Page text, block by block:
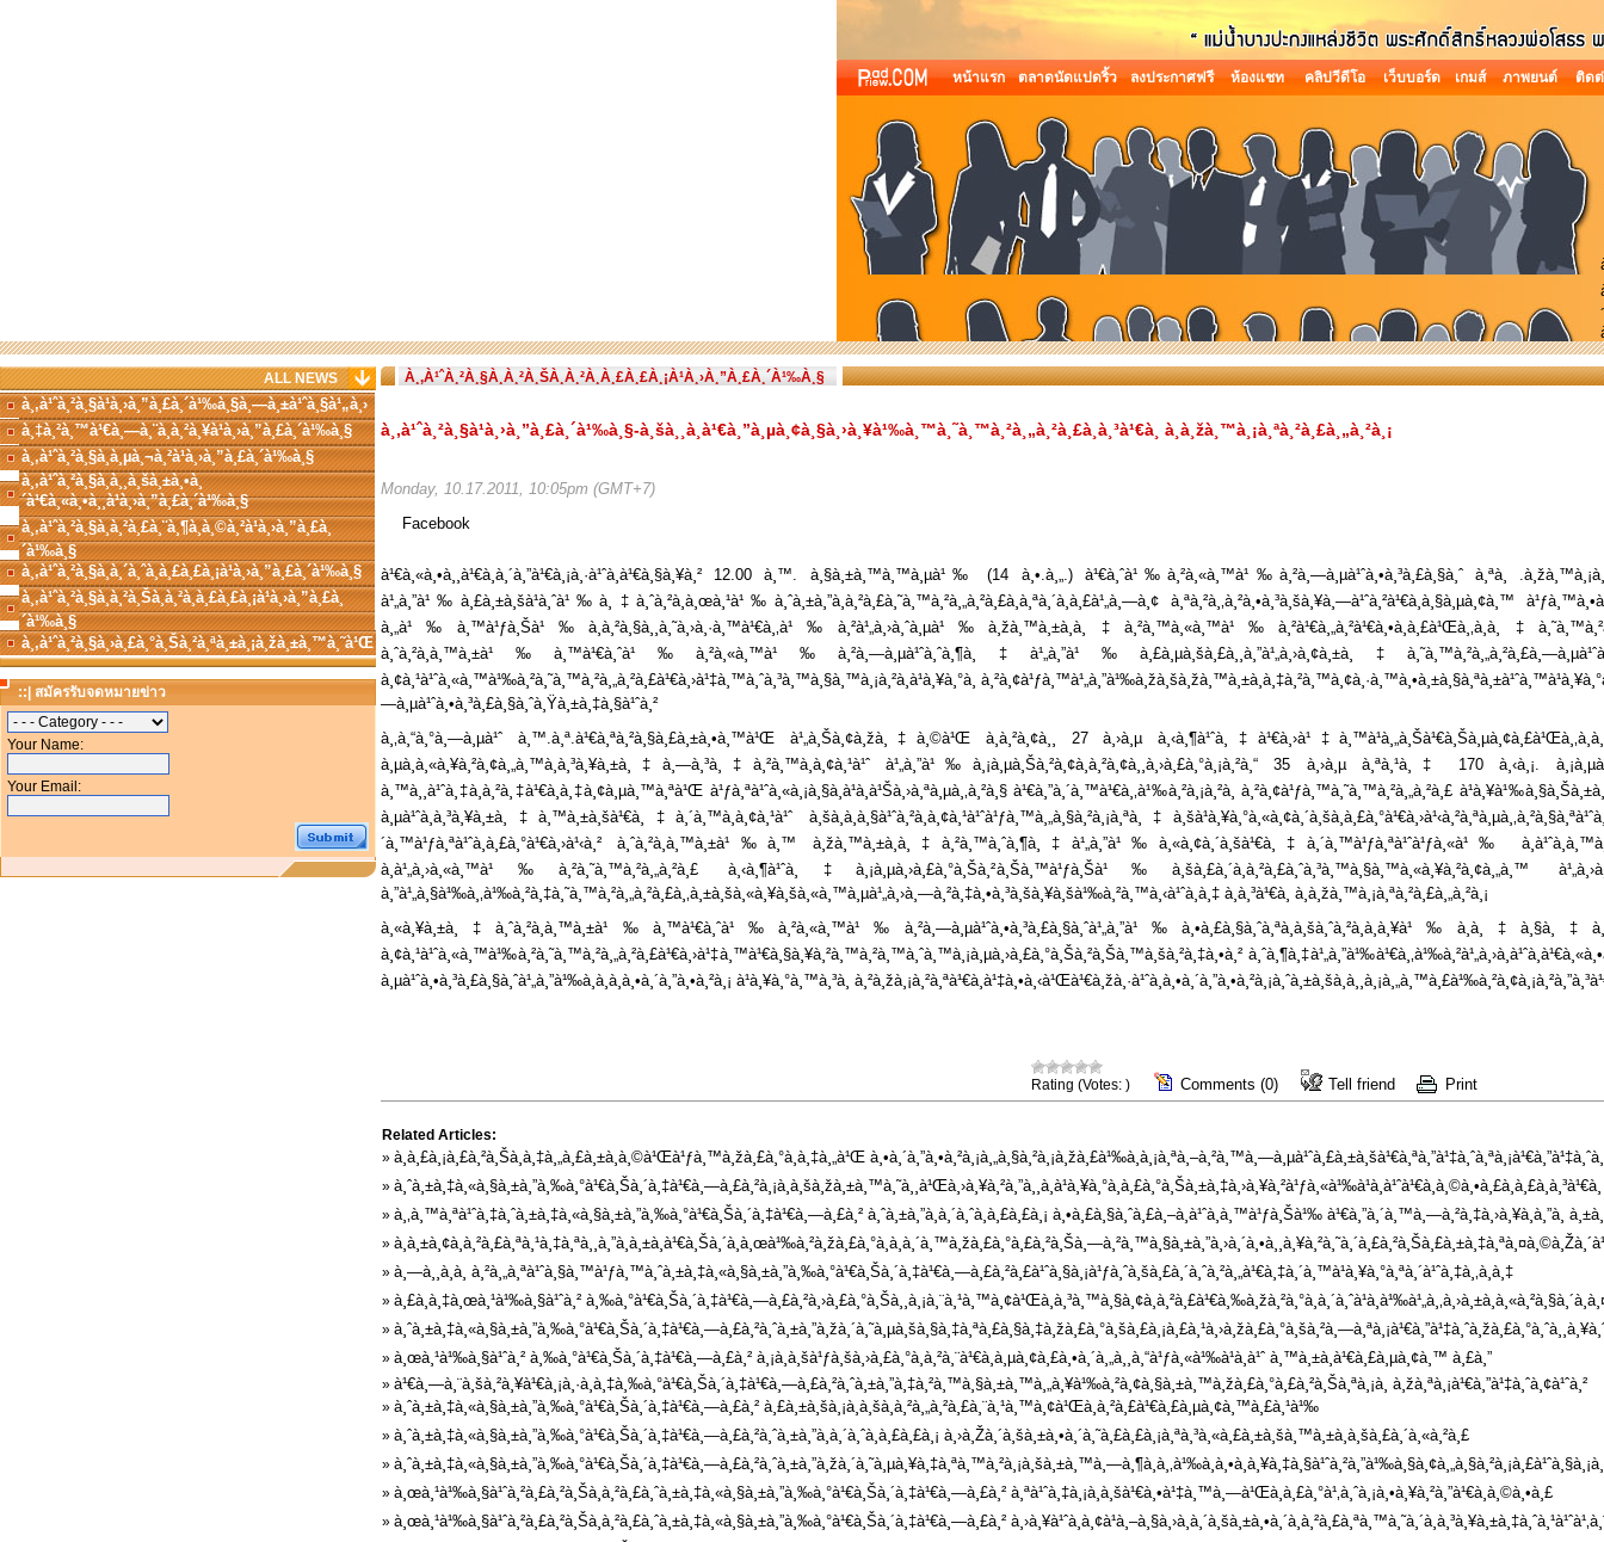
หน้าแรก ตลาดนัดแปดริ้ว ลงประกาศฟรี ห้องแชท คลิปวีดีโอ เว็บบอร์ด เกมส์ ภาพยนต์ ติดต่
ALL NEWS
à¸‚à¹ˆà¸²à¸§à¹à¸›à¸”à¸£à¸´à¹‰à¸§à¸—à¸±à¹ˆà¸§à¹„à¸›
à¸‡à¸²à¸™à¹€à¸—à¸¨à¸à¸²à¸¥à¹à¸›à¸”à¸£à¸´à¹‰à¸§
à¸‚à¹ˆà¸²à¸§à¸à¸µà¸¬à¸²à¹à¸›à¸”à¸£à¸´à¹‰à¸§
à¸‚à¹ˆà¸²à¸§à¸­à¸¸à¸šà¸±à¸•à¸
´à¹€à¸«à¸•à¸¸à¹à¸›à¸”à¸£à¸´à¹‰à¸§
à¸‚à¹ˆà¸²à¸§à¸à¸²à¸£à¸¨à¸¶à¸à¸©à¸²à¹à¸›à¸”à¸£à¸
´à¹‰à¸§
à¸‚à¹ˆà¸²à¸§à¸à¸´à¸ˆà¸à¸£à¸£à¸¡à¹à¸›à¸”à¸£à¸´à¹‰à¸§
à¸‚à¹ˆà¸²à¸§à¸­à¸²à¸Šà¸à¸²à¸à¸£à¸£à¸¡à¹à¸›à¸”à¸£à¸
´à¹‰à¸§
à¸‚à¹ˆà¸²à¸§à¸›à¸£à¸°à¸Šà¸²à¸ªà¸±à¸¡à¸žà¸±à¸™à¸˜à¹Œ
::| สมัครรับจดหมายข่าว
Your Name:
Your Email:
À¸‚À¹ˆÀ¸²À¸§À¸­À¸²À¸ŠÀ¸À¸²À¸À¸£À¸£À¸¡À¹À¸›À¸”À¸£À¸´À¹‰À¸§
à¸‚à¹ˆà¸²à¸§à¹à¸›à¸”à¸£à¸´à¹‰à¸§-à¸šà¸¸à¸à¹€à¸”à¸µà¸¢à¸§à¸›à¸¥à¹‰à¸™à¸˜à¸™à¸²à¸„à¸²à¸£à¸­à¸³à¹€à¸ à¸­à¸žà¸™à¸¡à¸ªà¸²à¸£à¸„à¸²à¸¡
Monday, 10.17.2011, 10:05pm (GMT+7)
Facebook
à¹€à¸«à¸•à¸¸à¹€à¸à¸´à¸”à¹€à¸¡à¸·à¹ˆà¸­à¹€à¸§à¸¥à¸² 12.00 à¸™. à¸§à¸±à¸™à¸™à¸µà¹‰ (14 à¸•.à¸„.) à¹€à¸ˆà¹‰à¸²à¸«à¸™à¹‰à¸²à¸—à¸µà¹ˆà¸•à¸³à¸£à¸§à¸ˆ à¸ªà¸
à¹„à¸”à¹‰à¸£à¸±à¸šà¹à¸ˆà¹‰à¸‡à¸ˆà¸²à¸à¸œà¸¹à¹‰à¸ˆà¸±à¸”à¸à¸²à¸£à¸˜à¸™à¸²à¸„à¸²à¸£à¸à¸ªà¸´à¸à¸£à¹„à¸—à¸¢ à¸ªà¸²à¸‚à¸²à¸•à¸³à¸šà¸¥à¸—à¹ˆà¸²à¹€à¸à¸§à¸µà¸¢à¸™
à¸¢à¸¹à¹ˆà¸«à¸™à¹‰à¸²à¸˜à¸™à¸²à¸„à¸²à¸£à¹€à¸›à¹‡à¸™à¸ˆà¸³à¸™à¸§à¸™à¸¡à¸²à¸à¹à¸¥à¸°à¸
—à¸µà¹ˆà¸•à¸³à¸£à¸§à¸ˆà¸Ÿà¸±à¸‡à¸§à¹ˆà¸²
à¸‚à¸“à¸°à¸—à¸µà¹ˆ à¸™.à¸ª.à¹€à¸ªà¸²à¸§à¸£à¸±à¸•à¸™à¹Œ à¹„à¸Šà¸¢à¸žà¸‡à¸©à¹Œ à¸­à¸²à¸¢à¸¸ 27 à¸›à¸µ
à¸µà¸à¸«à¸¥à¸²à¸¢à¸„à¸™à¸à¸³à¸¥à¸±à¸‡à¸—à¸³à¸‡à¸²à¸™à¸­à¸¢à¸¹à¹ˆ à¹„à¸”à¹‰à¸¡à¸µà¸Šà¸²à¸¢à¸­à¸²à¸¢à¸¸à¸›à¸£à¸°à¸¡à¸²à¸“ 35 à¸›à¸µ à¸ªà¸¹à¸‡ 170 à¸‹à¸¡.
à¸™à¸¸à¹ˆà¸‡à¸à¸²à¸‡à¹€à¸à¸‡à¸¢à¸µà¸™à¸ªà¹Œ à¹ƒà¸ªà¹ˆà¸«à¸¡à¸§à¸à¹à¸à¹Šà¸›à¸ªà¸µà¸‚à¸²à¸§ à¹€à¸”à¸´à¸™à¹€à¸‚à¹‰à¸²à¸¡à¸²à¸ à¸²à¸¢à¹ƒà¸™à¸˜à¸™à¸²à¸„à¸²à¸£
à¸µà¹ˆà¸à¸³à¸¥à¸±à¸‡à¸™à¸±à¸šà¹€à¸‡à¸´à¸™à¸­à¸¢à¸¹à¹ˆ
´à¸™à¹ƒà¸ªà¹ˆà¸à¸£à¸°à¹€à¸›à¹‹à¸² à¸ˆà¸²à¸à¸™à¸±à¹‰à¸™ à¸žà¸™à¸±à¸à¸‡à¸²à¸™à¸ˆà¸¶à¸‡à¹„à¸”à¹‰à¸«à¸¢à¸´à¸šà¹€à¸‡à¸´à¸™à¹ƒà¸ªà¹ˆà¹ƒà¸«à¹‰
à¸à¹„à¸›à¸«à¸™à¹‰à¸²à¸˜à¸™à¸²à¸„à¸²à¸£ à¸‹à¸¶à¹ˆà¸‡à¸¡à¸µà¸›à¸£à¸°à¸Šà¸²à¸Šà¸™à¹ƒà¸Šà¹‰à¸šà¸£à¸´à¸à¸²à¸£à¸ˆà¸³à¸™à¸§à¸™à¸«à¸¥à¸²à¸¢à¸„à¸™
à¸”à¹„à¸§à¹‰à¸‚à¹‰à¸²à¸‡à¸˜à¸™à¸²à¸„à¸²à¸£à¸‚à¸±à¸šà¸«à¸¥à¸šà¸«à¸™à¸µà¹„à¸›à¸—à¸²à¸‡à¸•à¸³à¸šà¸¥à¸šà¹‰à¸²à¸™à¸‹à¹ˆà¸­à¸‡ à¸­à¸³à¹€à¸ à¸­à¸žà¸™à¸¡à¸ªà¸²à¸£à¸„à¸²à¸¡
à¸¢à¸¹à¹ˆà¸«à¸™à¹‰à¸²à¸˜à¸™à¸²à¸„à¸²à¸£à¹€à¸›à¹‡à¸™à¹€à¸§à¸¥à¸²à¸™à¸²à¸™à¸ˆà¸™à¸¡à¸µà¸›à¸£à¸°à¸Šà¸²à¸Šà¸™à¸šà¸²à¸‡à¸•à¸²
à¸µà¹ˆà¸•à¸³à¸£à¸§à¸ˆà¹„à¸”à¹‰à¸­à¸­à¸à¸•à¸´à¸”à¸•à¸²à¸¡ à¹à¸¥à¸°à¸™à¸³à¸
Rating (Votes: ) Comments (0) Tell friend Print
Related Articles:
» à¸à¸£à¸¡à¸£à¸²à¸Šà¸­à¸‡à¸„à¸£à¸±à¸à¸©à¹Œà¹ƒà¸™à¸žà¸£à¸°à¸­à¸‡à¸„à¹Œ
»
» à¸‚à¸™à¸ªà¹ˆà¸‡à¸ˆà¸±à¸‡à¸«à¸§à¸±à¸”à¸‰à¸°à¹€à¸Šà¸´à¸‡à¹€à¸—à¸£à¸² à¸ˆà¸±à¸”à¸à¸´à¸ˆà¸à¸£à¸£à¸¡ à¸•à¸£à¸§à¸ˆà¸£à¸–à¸à¹ˆà¸­à¸™à¹ƒà¸Šà¹‰ à¹€à¸”à¸´à¸™à¸—à¸²à¸‡à¸›à¸¥à¸­à¸”à¸
»
» à¸—à¸¸à¸à¸ à¸²à¸„à¸ªà¹ˆà¸§à¸™à¹ƒà¸™à¸ˆà¸±à¸‡à¸«à¸§à¸±à¸”à¸‰à¸°à¹€à¸Šà¸´à¸‡à¹€à¸—à¸£à¸²à¸£à¹ˆà¸§à¸¡à¹ƒà¸ˆà¸šà¸£à¸´à¸ˆà¸²à¸„à¹€à¸‡à¸´à¸™à¹à¸¥à¸°à¸ªà¸´à¹ˆà¸‡à¸‚à¸­à¸‡
» à¸£à¸­à¸‡à¸œà¸¹à¹‰à¸§à¹ˆà¸²
»
» à¸œà¸¹à¹‰à¸§à¹ˆà¸² à¸‰à¸°à¹€à¸Šà¸´à¸‡à¹€à¸—à¸£à¸² à¸¡à¸­à¸šà¹ƒà¸šà¸›à¸£à¸°à¸à¸²à¸¨à¹€à¸à¸µà¸¢à¸£à¸•à¸´à¸„à¸¸à¸“à¹ƒà¸«à¹‰à¹à¸à¹ˆ à¸™à¸±à¸à¹€à¸£à¸µà¸¢à¸™ à¸£à¸”
» à¹€à¸—à¸¨à¸šà¸²à¸¥à¹€à¸¡à¸·à¸­à¸‡à¸‰à¸°à¹€à¸Šà¸´à¸‡à¹€à¸—à¸£à¸²à¸ˆà¸±à¸”à¸‡à¸²à¸™à¸§à¸±à¸™à¸„à¸¥à¹‰à¸²à¸¢à¸§à¸±à¸™à¸žà¸£à¸°à¸£à¸²à¸Šà¸ªà¸¡à¸ à¸žà¸ªà¸¡à¹€à¸”à¹‡à¸ˆà¸¢à¹ˆà¸²
» à¸ˆà¸±à¸‡à¸«à¸§à¸±à¸”à¸‰à¸°à¹€à¸Šà¸´à¸‡à¹€à¸—à¸£à¸² à¸£à¸±à¸šà¸¡à¸­à¸šà¸­à¸²à¸„à¸²à¸£à¸¨à¸¹à¸™à¸¢à¹Œà¸à¸²à¸£à¹€à¸£à¸µà¸¢à¸™à¸£à¸¹à¹‰
» à¸ˆà¸±à¸‡à¸«à¸§à¸±à¸”à¸‰à¸°à¹€à¸Šà¸´à¸‡à¹€à¸—à¸£à¸²à¸ˆà¸±à¸”à¸à¸´à¸ˆà¸à¸£à¸£à¸¡ à¸›à¸Žà¸´à¸šà¸±à¸•à¸´à¸˜à¸£à¸£à¸¡à¸ªà¸³à¸«à¸£à¸±à¸šà¸™à¸±à¸à¸šà¸£à¸´à¸«à¸²à¸£
»
» à¸œà¸¹à¹‰à¸§à¹ˆà¸²à¸£à¸²à¸Šà¸à¸²à¸£à¸ˆà¸±à¸‡à¸«à¸§à¸±à¸”à¸‰à¸°à¹€à¸Šà¸´à¸‡à¹€à¸—à¸£à¸² à¸ªà¹ˆà¸‡à¸¡à¸­à¸šà¹€à¸•à¹‡à¸™à¸—à¹Œà¸à¸£à¸°à¹‚à¸ˆà¸¡à¸•à¸¥à¸²à¸”à¹€à¸à¸©à¸•à¸£
» à¸œà¸¹à¹‰à¸§à¹ˆà¸²à¸£à¸²à¸Šà¸à¸²à¸£à¸ˆà¸±à¸‡à¸«à¸§à¸±à¸”à¸‰à¸°à¹€à¸Šà¸´à¸‡à¹€à¸—à¸£à¸²